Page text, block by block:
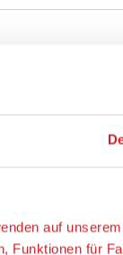
auf
Funktionen für